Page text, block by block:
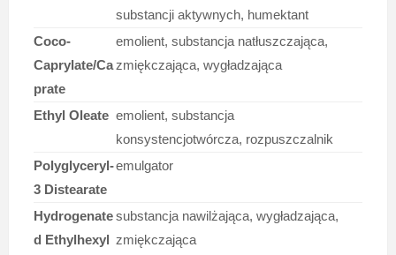
substancji aktywnych, humektant
Coco-
Caprylate/Ca
prate
emolient, substancja natłuszczająca,
zmiękczająca, wygładzająca
Ethyl Oleate emolient, substancja
konsystencjotwórcza, rozpuszczalnik
Polyglyceryl-
3 Distearate
emulgator
Hydrogenate
d Ethylhexyl
substancja nawilżająca, wygładzająca,
zmiękczająca